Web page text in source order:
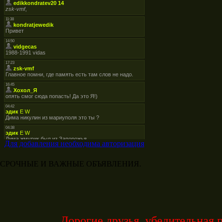
Для добавления необходима авторизация
СРОЧНЫЕ И ВАЖНЫЕ ОБЪЯВЛЕНИЯ.